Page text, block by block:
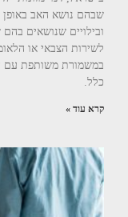
ובילויים שנושאים
לשירות הצבאי או
במשמורת משותפת עם
כלל.
קרא עוד »